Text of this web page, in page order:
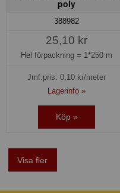
poly
388982
25,10 kr
Hel förpackning = 1*250 m
Jmf.pris: 0,10 kr/meter
Lagerinfo »
Köp »
Visa fler